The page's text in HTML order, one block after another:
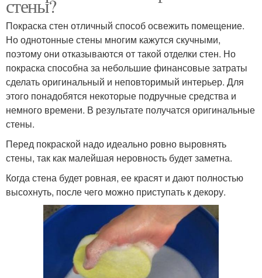
стены?
Покраска стен отличный способ освежить помещение.
Но однотонные стены многим кажутся скучными,
поэтому они отказываются от такой отделки стен. Но
покраска способна за небольшие финансовые затраты
сделать оригинальный и неповторимый интерьер. Для
этого понадобятся некоторые подручные средства и
немного времени. В результате получатся оригинальные
стены.
Перед покраской надо идеально ровно выровнять
стены, так как малейшая неровность будет заметна.
Когда стена будет ровная, ее красят и дают полностью
высохнуть, после чего можно приступать к декору.